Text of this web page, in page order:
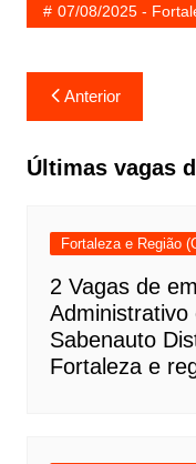
07/08/2025 -
Navegação
de
Post
Anterior
Últimas vagas
Fortaleza e Região
2 Vagas de
Sabenauto
Fortaleza e